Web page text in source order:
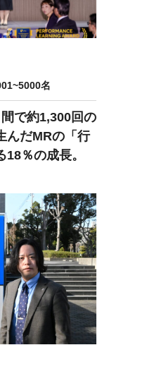
名
で約1,300回の
んだMRの「行
％の成長。